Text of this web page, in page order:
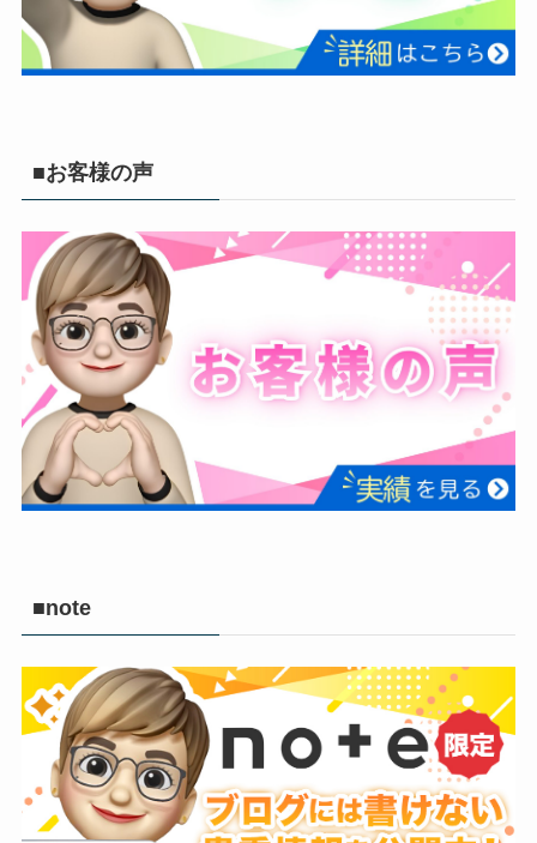
■お客様の声
■note